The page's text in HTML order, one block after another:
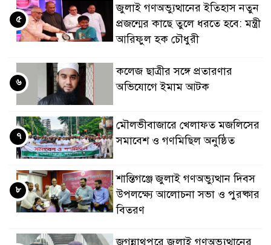
জুলাই গণঅভ্যুত্থানের ইতিহাস নতুন
প্রজন্মের কাছে তুলে ধরতে হবে: মন্ত্রী
আরিফুল হক চৌধুরী
৫
কলেজ ছাত্রীর সঙ্গে প্রতারণার
অভিযোগে ইমাম আটক
৬
মৌলভীবাজারে খেলাফত মজলিসের
সমাবেশ ও গণমিছিল অনুষ্ঠিত
৭
শান্তিগঞ্জে জুলাই গণঅভ্যুত্থান দিবস
উপলক্ষ্যে আলোচনা সভা ও পুরষ্কার
বিতরণ
৮
জগন্নাথপুরে জুলাই গণঅভ্যুত্থানের